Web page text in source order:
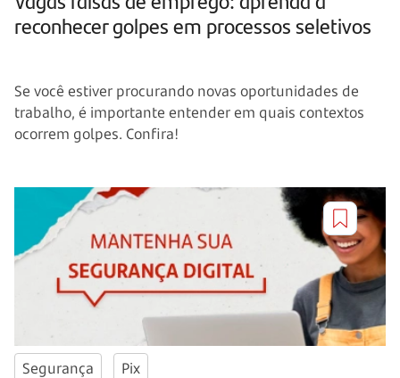
reconhecer golpes em processos seletivos
Se você estiver procurando novas oportunidades de
trabalho, é importante entender em quais contextos
ocorrem golpes. Confira!
Segurança Pix